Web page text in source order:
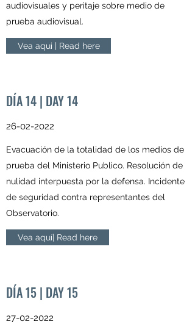
audiovisuales y peritaje sobre medio de
prueba audiovisual.
Vea aqui | Read here
DÍA 14 | DAY 14
26-02-2022
Evacuación de la totalidad de los medios de
prueba del Ministerio Publico. Resolución de
nulidad interpuesta por la defensa. Incidente
de seguridad contra representantes del
Observatorio.
Vea aquí| Read here
DÍA 15 | DAY 15
27-02-2022